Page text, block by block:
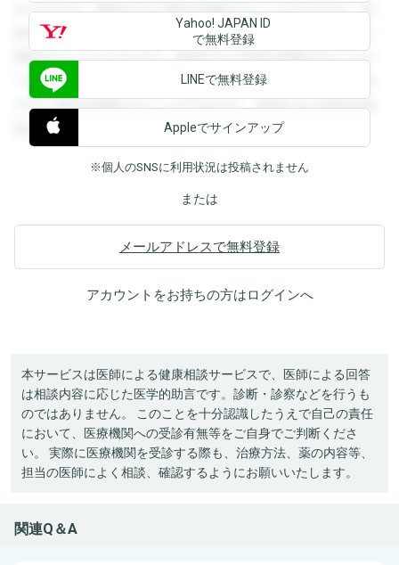
ができます。登録すると回答を閲覧することができます。登
録すると回答を閲覧することができます。登録すると回答を
閲覧することができます。登録すると回答を閲覧することが
できます。登録すると回答を閲覧することができます。登録
すると回答を閲覧することができます。登録すると回答を閲
覧することができます。
Yahoo! JAPAN ID
で無料登録
LINEで無料登録
Appleでサインアップ
※個人のSNSに利用状況は投稿されません
または
メールアドレスで無料登録
アカウントをお持ちの方はログインへ
本サービスは医師による健康相談サービスで、医師による回答
は相談内容に応じた医学的助言です。診断・診察などを行うも
のではありません。 このことを十分認識したうえで自己の責任
において、医療機関への受診有無等をご自身でご判断くださ
い。 実際に医療機関を受診する際も、治療方法、薬の内容等、
担当の医師によく相談、確認するようにお願いいたします。
関連Q＆A